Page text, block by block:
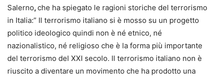
Salerno,che ha spiegato le ragioni storiche del terrorismo
in Italia:” Il terrorismo italiano si è mosso su un progetto
politico ideologico quindi non è né etnico, né
nazionalistico, né religioso che è la forma più importante
del terrorismo del XXI secolo. Il terrorismo italiano non è
riuscito a diventare un movimento che ha prodotto una